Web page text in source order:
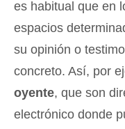
es habitual que en
espacios
su opinión o
concreto. Así, por
oyente, que son
electrónico donde